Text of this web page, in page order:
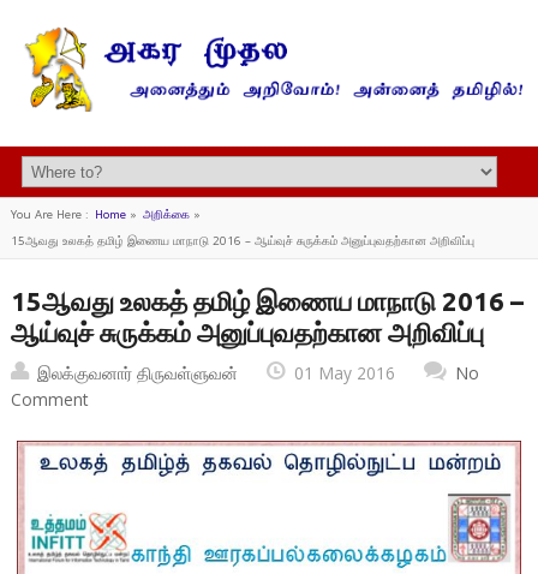
You Are Here : Home» அறிக்கை»
15ஆவது உலகத் தமிழ் இணைய மாநாடு 2016 – ஆய்வுச் சுருக்கம் அனுப்புவதற்கான அறிவிப்பு
15ஆவது உலகத் தமிழ் இணைய மாநாடு 2016 –
ஆய்வுச் சுருக்கம் அனுப்புவதற்கான அறிவிப்பு
இலக்குவனார் திருவள்ளுவன் 01 May 2016
No
Comment